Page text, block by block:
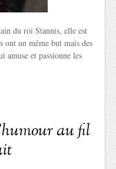
du roi Stannis, elle est
ont un même but mais des
amuse et passionne les
au fil